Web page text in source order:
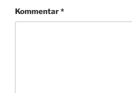
Kommentar*